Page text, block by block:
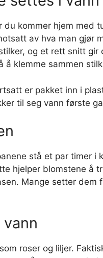
kommer hjem med
av hva man gjør
og et rett snitt gir
å klemme sammen
er pakket inn i
til seg vann første
stå et par timer i
hjelper blomstene å
Mange setter dem
roser og liljer.